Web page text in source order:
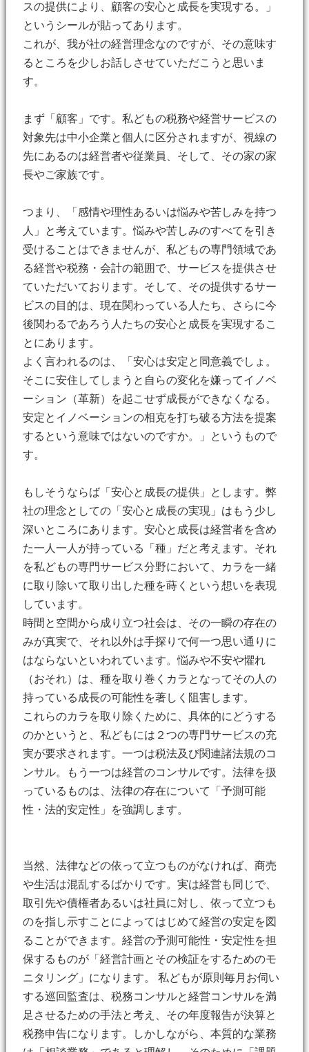
スの提供により、顧客の安心と成長を実現する。」
というシールが貼ってあります。
これが、我が社の経営理念なのですが、その意味す
るところを少しお話しさせていただこうと思いま
す。
まず「顧客」です。私どもの税務や経営サービスの
対象先は中小企業と個人に区分されますが、視線の
先にあるのは経営者や従業員、そして、その家の家
長やご家族です。
つまり、「感情や理性あるいは悩みや苦しみを持つ
人」と考えています。悩みや苦しみのすべてを引き
受けることはできませんが、私どもの専門領域であ
る経営や税務・会計の範囲で、サービスを提供させ
ていただいております。そして、その提供するサー
ビスの目的は、現在関わっている人たち、さらに今
後関わるであろう人たちの安心と成長を実現するこ
とにあります。
よく言われるのは、「安心は安定と同意義でしょ。
そこに安住してしまうと自らの変化を嫌ってイノベ
ーション（革新）を起こせず成長ができなくなる。
安定とイノベーションの相克を打ち破る方法を提案
するという意味ではないのですか。」というもので
す。
もしそうならば「安心と成長の提供」とします。弊
社の理念としての「安心と成長の実現」はもう少し
深いところにあります。安心と成長は経営者を含め
た一人一人が持っている「種」だと考えます。 それ
を私どもの専門サービス分野において、カラを一緒
に取り除いて取り出した種を蒔くという想いを表現
しています。
時間と空間から成り立つ社会は、その一瞬の存在の
みが真実で、それ以外は手探りで何一つ思い通りに
はならないといわれています。悩みや不安や懼れ
（おそれ）は、種を取り巻くカラとなってその人の
持っている成長の可能性を著しく阻害します。
これらのカラを取り除くために、具体的にどうする
のかというと、私どもには２つの専門サービスの充
実が要求されます。一つは税法及び関連諸法規のコ
ンサル。もう一つは経営のコンサルです。法律を扱
っているものは、法律の存在について「予測可能
性・法的安定性」を強調します。
当然、法律などの依って立つものがなければ、商売
や生活は混乱するばかりです。実は経営も同じで、
取引先や債権者あるいは社員に対し、依って立つも
のを指し示すことによってはじめて経営の安定を図
ることができます。経営の予測可能性・安定性を担
保するものが「経営計画とその検証をするためのモ
ニタリング」になります。 私どもが原則毎月お伺い
する巡回監査は、税務コンサルと経営コンサルを満
足させるための手法と考え、その年度報告が決算と
税務申告になります。しかしながら、本質的な業務